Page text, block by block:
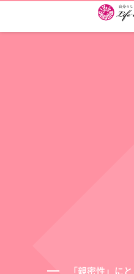
「親密性」に